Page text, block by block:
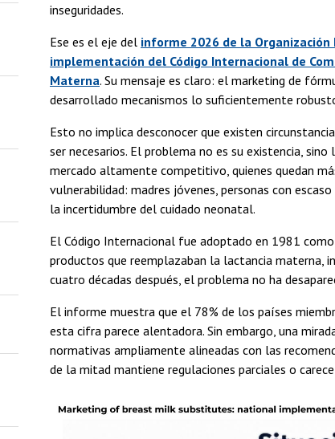
inseguridades.
Ese es el eje del informe 2026 de la Organización
implementación del Código Internacional de
Materna. Su mensaje es claro: el marketing de
desarrollado mecanismos lo suficientemente
Esto no implica desconocer que existen
ser necesarios. El problema no es su existencia,
mercado altamente competitivo, quienes quedan
vulnerabilidad: madres jóvenes, personas con
la incertidumbre del cuidado neonatal.
El Código Internacional fue adoptado en 1981
productos que reemplazaban la lactancia materna,
cuatro décadas después, el problema no ha
El informe muestra que el 78% de los países
esta cifra parece alentadora. Sin embargo, una
normativas ampliamente alineadas con las
de la mitad mantiene regulaciones parciales o